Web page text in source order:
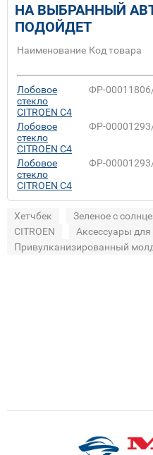
НА ВЫБРАННЫЙ
ПОДОЙДЕТ
Наименование Код товара
Лобовое
стекло
CITROEN C4
ФР-
Лобовое
стекло
CITROEN C4
ФР-
Лобовое
стекло
CITROEN C4
ФР-
Хетчбек Зеленое с
CITROEN
Аксессуары
Привулканизированный